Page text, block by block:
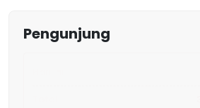
Pengunjung